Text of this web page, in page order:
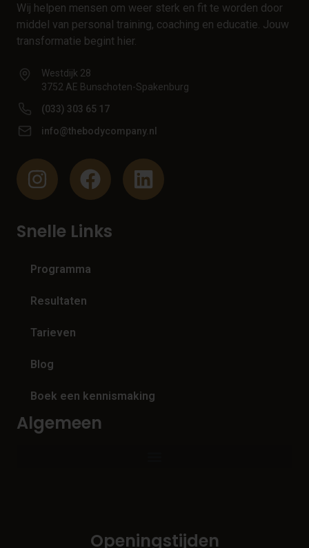
Wij helpen mensen om weer sterk en fit te worden door
middel van personal training, coaching en educatie. Jouw
transformatie begint hier.
Westdijk 28
3752 AE Bunschoten-Spakenburg
(033) 303 65 17
info@thebodycompany.nl
Snelle Links
Programma
Resultaten
Tarieven
Blog
Boek een kennismaking
Algemeen
Openingstijden